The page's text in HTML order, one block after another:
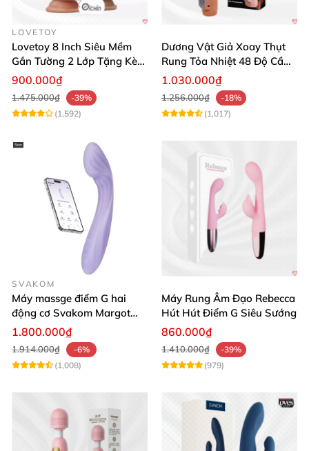
LOVETOY
Lovetoy 8 Inch Siêu Mềm
Gắn Tường 2 Lớp Tặng Kèm
Dầu Massage
900.000₫
1.475.000₫
-39%
(1,592)
Dương Vật Giả Xoay Thụt
Rung Tỏa Nhiệt 48 Độ Cầm
Tay Hot Bunny
1.030.000₫
1.256.000₫
-18%
(1,017)
SVAKOM
Máy massge điểm G hai
động cơ Svakom Margot
điều khiển qua app
1.800.000₫
1.914.000₫
-6%
(1,008)
Máy Rung Âm Đạo Rebecca
Hút Hút Điểm G Siêu Sướng
860.000₫
1.410.000₫
-39%
(979)